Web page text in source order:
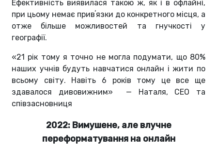
Ефективність виявилася такою ж, як і в офлайні,
при цьому немає привʼязки до конкретного місця, а
отже більше можливостей та гнучкості у
географії.
«21 рік тому я точно не могла подумати, що 80%
наших учнів будуть навчатися онлайн і жити по
всьому світу. Навіть 6 років тому це все ще
здавалося дивовижним» — Наталя, CEO та
співзасновниця
2022: Вимушене, але влучне
переформатування на онлайн